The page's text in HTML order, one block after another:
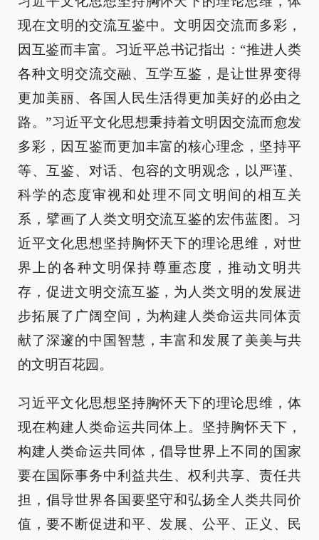
现在文明的交流互鉴中。文明因交流而多彩，
因互鉴而丰富。习近平总书记指出：“推进人类
各种文明交流交融、互学互鉴，是让世界变得
更加美丽、各国人民生活得更加美好的必由之
路。”习近平文化思想秉持着文明因交流而愈发
多彩，因互鉴而更加丰富的核心理念，坚持平
等、互鉴、对话、包容的文明观念，以严谨、
科学的态度审视和处理不同文明间的相互关
系，擘画了人类文明交流互鉴的宏伟蓝图。习
近平文化思想坚持胸怀天下的理论思维，对世
界上的各种文明保持尊重态度，推动文明共
存，促进文明交流互鉴，为人类文明的发展进
步拓展了广阔空间，为构建人类命运共同体贡
献了深邃的中国智慧，丰富和发展了美美与共
的文明百花园。
习近平文化思想坚持胸怀天下的理论思维，体
现在构建人类命运共同体上。坚持胸怀天下，
构建人类命运共同体，倡导世界上不同的国家
要在国际事务中利益共生、权利共享、责任共
担，倡导世界各国要坚守和弘扬全人类共同价
值，要不断促进和平、发展、公平、正义、民